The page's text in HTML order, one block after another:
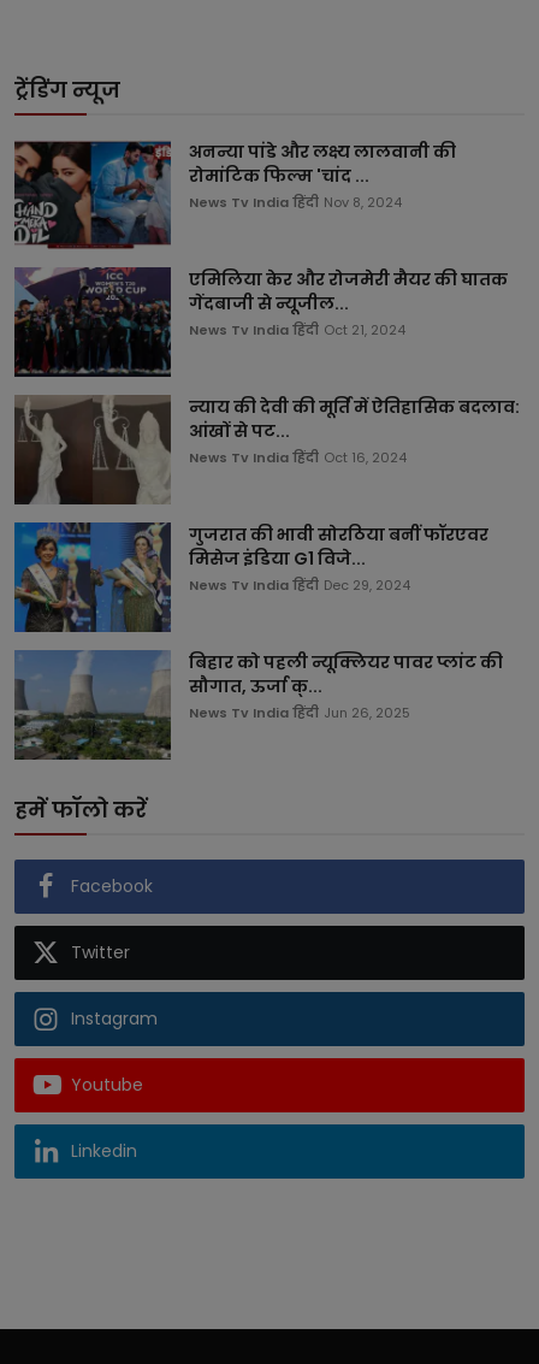
ट्रेंडिंग न्यूज
अनन्या पांडे और लक्ष्य लालवानी की
रोमांटिक फिल्म 'चांद ...
News Tv India हिंदी Nov 8, 2024
एमिलिया केर और रोजमेरी मैयर की घातक
गेंदबाजी से न्यूजील...
News Tv India हिंदी Oct 21, 2024
न्याय की देवी की मूर्ति में ऐतिहासिक बदलाव:
आंखों से पट...
News Tv India हिंदी Oct 16, 2024
गुजरात की भावी सोरठिया बनीं फॉरएवर
मिसेज इंडिया G1 विजे...
News Tv India हिंदी Dec 29, 2024
बिहार को पहली न्यूक्लियर पावर प्लांट की
सौगात, ऊर्जा क्...
News Tv India हिंदी Jun 26, 2025
हमें फॉलो करें
Facebook
Twitter
Instagram
Youtube
Linkedin